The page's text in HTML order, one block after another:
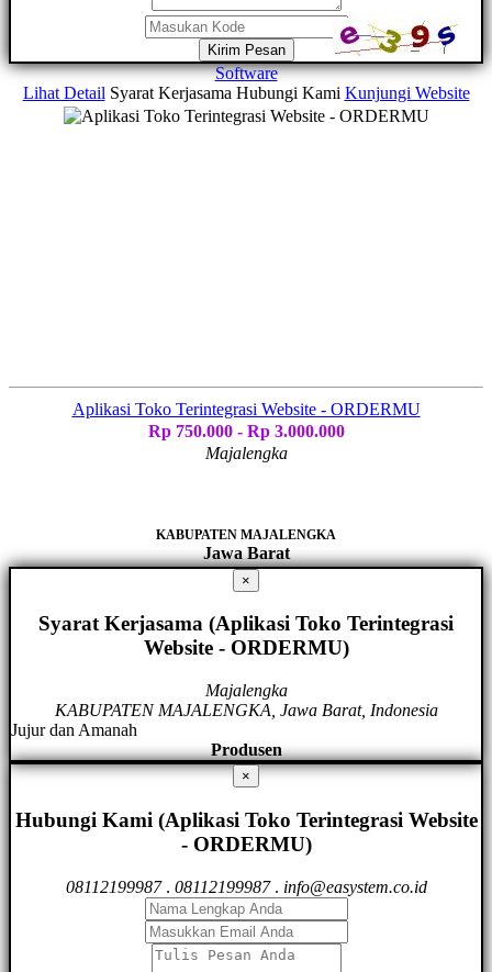
Kirim Pesan
Software
Lihat Detail Syarat Kerjasama Hubungi Kami Kunjungi Website
Aplikasi Toko Terintegrasi Website - ORDERMU
Rp 750.000 - Rp 3.000.000
Majalengka
KABUPATEN MAJALENGKA
Jawa Barat
×
Syarat Kerjasama (Aplikasi Toko Terintegrasi
Website - ORDERMU)
Majalengka
KABUPATEN MAJALENGKA, Jawa Barat, Indonesia
Jujur dan Amanah
Produsen
×
Hubungi Kami (Aplikasi Toko Terintegrasi Website
- ORDERMU)
08112199987. 08112199987. info@easystem.co.id